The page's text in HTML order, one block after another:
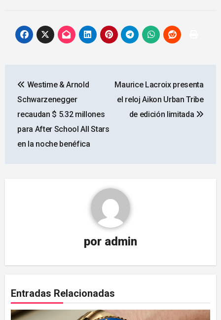
de
entradas
Westime & Arnold
Schwarzenegger
recaudan $ 5.32 millones
para After School All Stars
en la noche benéfica
Maurice Lacroix presenta
el reloj Aikon Urban Tribe
de edición limitada
por admin
Entradas Relacionadas